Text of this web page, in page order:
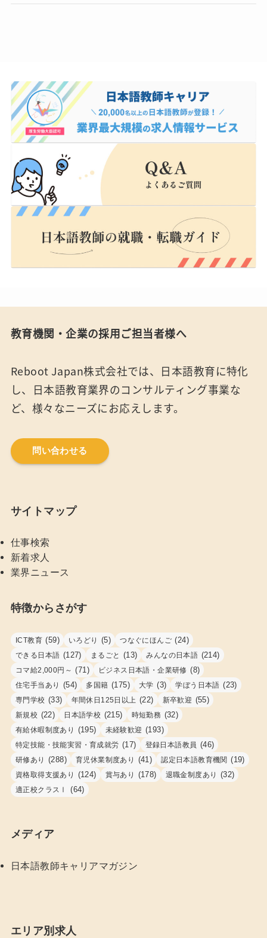
教育機関・企業の採用ご担当者様へ
Reboot Japan株式会社では、日本語教育に特化
し、日本語教育業界のコンサルティング事業な
ど、様々なニーズにお応えします。
問い合わせる
サイトマップ
仕事検索
新着求人
業界ニュース
特徴からさがす
ICT教育 (59) いろどり (5) つなぐにほんご (24)
できる日本語 (127) まるごと (13) みんなの日本語 (214)
コマ給2,000円～ (71) ビジネス日本語・企業研修 (8)
住宅手当あり (54) 多国籍 (175) 大学 (3) 学ぼう日本語 (23)
専門学校 (33) 年間休日125日以上 (22) 新卒歓迎 (55)
新規校 (22) 日本語学校 (215) 時短勤務 (32)
有給休暇制度あり (195) 未経験歓迎 (193)
特定技能・技能実習・育成就労 (17) 登録日本語教員 (46)
研修あり (288) 育児休業制度あり (41) 認定日本語教育機関 (19)
資格取得支援あり (124) 賞与あり (178) 退職金制度あり (32)
適正校クラスⅠ (64)
メディア
日本語教師キャリアマガジン
エリア別求人